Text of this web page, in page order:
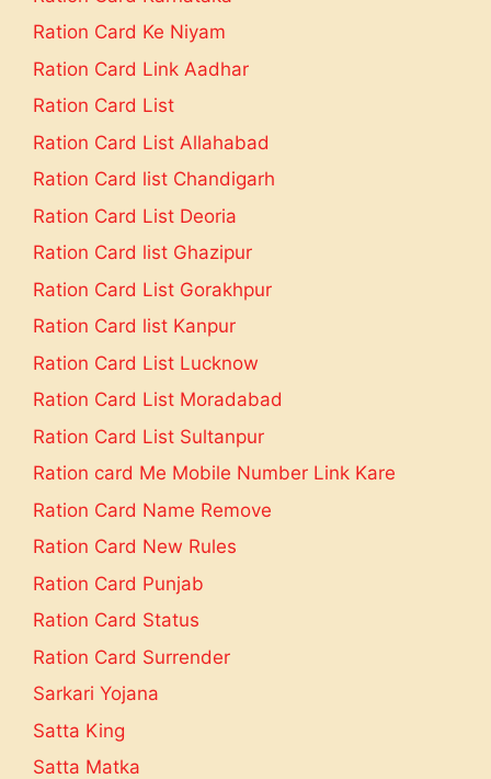
Ration Card Ke Niyam
Ration Card Link Aadhar
Ration Card List
Ration Card List Allahabad
Ration Card list Chandigarh
Ration Card List Deoria
Ration Card list Ghazipur
Ration Card List Gorakhpur
Ration Card list Kanpur
Ration Card List Lucknow
Ration Card List Moradabad
Ration Card List Sultanpur
Ration card Me Mobile Number Link Kare
Ration Card Name Remove
Ration Card New Rules
Ration Card Punjab
Ration Card Status
Ration Card Surrender
Sarkari Yojana
Satta King
Satta Matka